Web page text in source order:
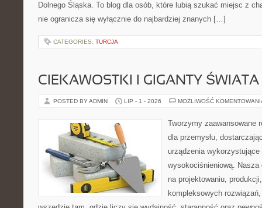
Dolnego Śląska. To blog dla osób, które lubią szukać miejsc z
nie ogranicza się wyłącznie do najbardziej znanych […]
CATEGORIES: TURCJA
CIEKAWOSTKI I GIGANTY ŚWIATA
POSTED BY ADMIN LIP - 1 - 2026 MOŻLIWOŚĆ
Tworzymy zaawansowane
dla przemysłu,
urządzenia wykorzystujące
wysokociśnieniową. Nasza
na projektowaniu,
kompleksowych